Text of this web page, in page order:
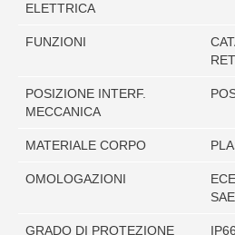
ELETTRICA
FUNZIONI
POSIZIONE INTERF.
MECCANICA
MATERIALE CORPO
OMOLOGAZIONI
ECE
SAE
GRADO DI PROTEZIONE
IP66